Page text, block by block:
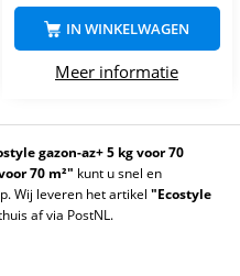
Meer informatie
IN WINKELWAGEN
gazon-az+ 5 kg voor 70
70 m²" kunt u snel en
Wij leveren het artikel "Ecostyle
af via PostNL.